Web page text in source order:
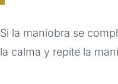
Si la maniobra se
la calma y repite la